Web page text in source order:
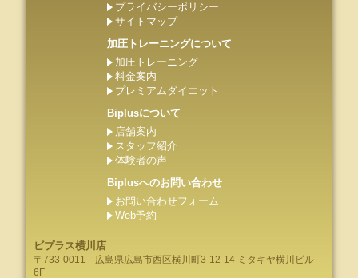
プライバシーポリシー
サイトマップ
加圧トレーニングについて
加圧トレーニング
料金案内
プレミアムダイエット
Biplusについて
店舗案内
スタッフ紹介
体験者の声
Biplusへのお問い合わせ
お問い合わせフォーム
Web予約
ビプラス横川店
〒733-0011 広島県広島市西区横川町3-12-14 ミタキヤ横川ビル
6F